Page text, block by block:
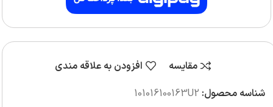
مقایسه
افزودن به علاقه مندی
شناسه محصول: ‎101016100163U2